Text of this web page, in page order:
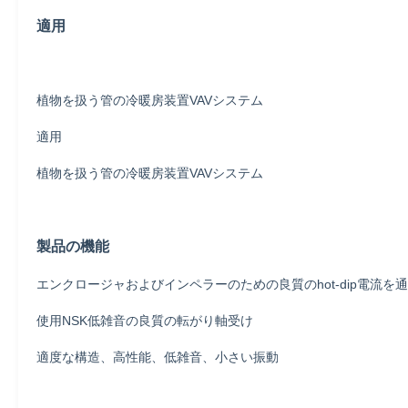
適用
植物を扱う管の冷暖房装置VAVシステム
適用
植物を扱う管の冷暖房装置VAVシステム
製品の機能
エンクロージャおよびインペラーのための良質のhot-dip電流を
使用NSK低雑音の良質の転がり軸受け
適度な構造、高性能、低雑音、小さい振動